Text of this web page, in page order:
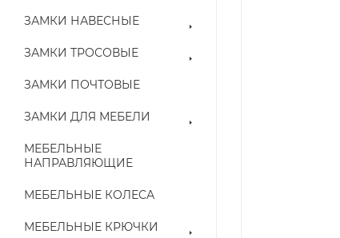
ЗАМКИ НАВЕСНЫЕ
ЗАМКИ ТРОСОВЫЕ
ЗАМКИ ПОЧТОВЫЕ
ЗАМКИ ДЛЯ МЕБЕЛИ
МЕБЕЛЬНЫЕ
НАПРАВЛЯЮЩИЕ
МЕБЕЛЬНЫЕ КОЛЕСА
МЕБЕЛЬНЫЕ КРЮЧКИ